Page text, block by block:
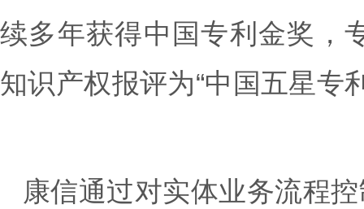
续多年获得中国专利金奖，
知识产权报评为“中国五星专
康信通过对实体业务流程